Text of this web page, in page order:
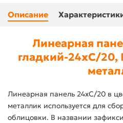
Описание
Линеарная
гладкий-24хС/20,
Линеарная панель 24хС/20 в
металлик используется для
облицовки. В названии